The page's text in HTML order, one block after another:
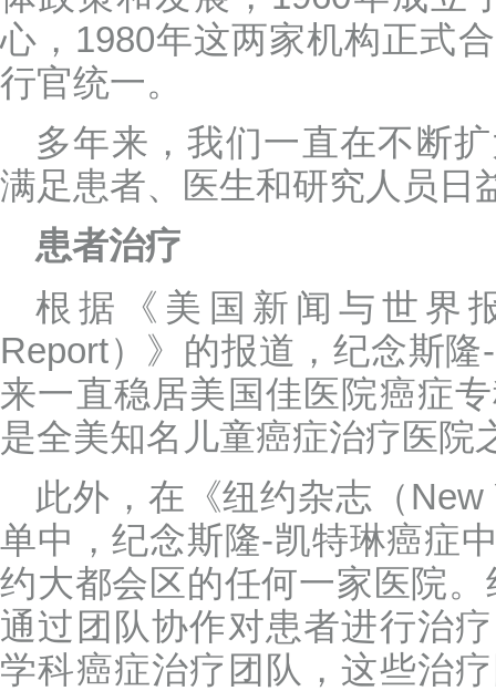
心，1980年这两家机构正式
行官统一。
多年来，我们一直在不断
满足患者、医生和研究人员日
患者治疗
根据《美国新闻与世界
Report）》的报道，纪念斯
来一直稳居美国佳医院癌症
是全美知名儿童癌症治疗医院
此外，在《纽约杂志（
单中，纪念斯隆-凯特琳癌症
约大都会区的任何一家医院
通过团队协作对患者进行治
学科癌症治疗团队，这些治